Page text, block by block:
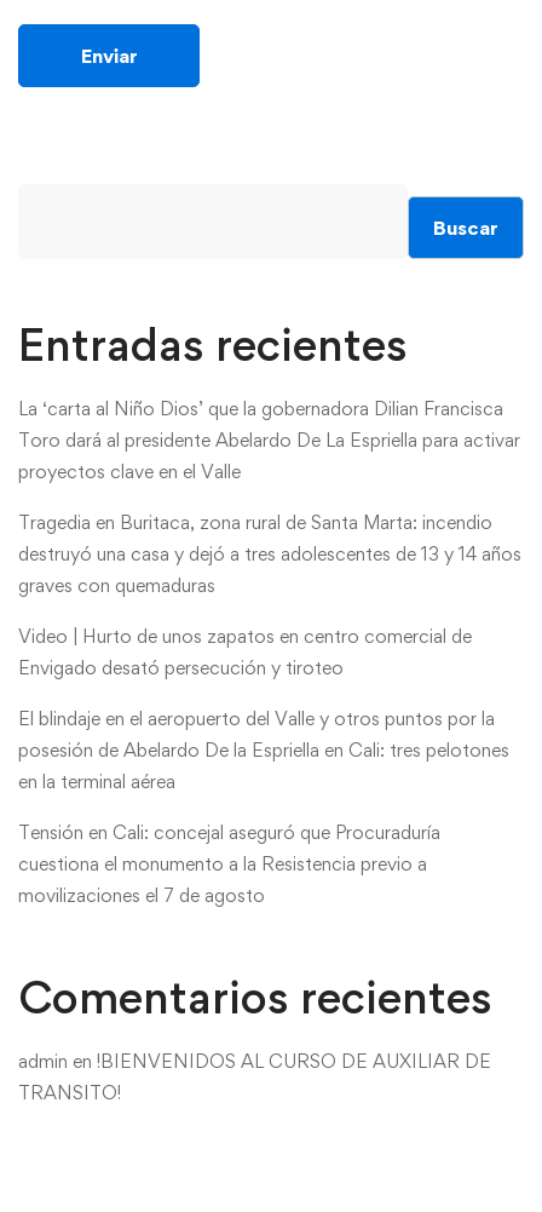
Buscar
Entradas recientes
La ‘carta al Niño Dios’ que la gobernadora Dilian Francisca
Toro dará al presidente Abelardo De La Espriella para activar
proyectos clave en el Valle
Tragedia en Buritaca, zona rural de Santa Marta: incendio
destruyó una casa y dejó a tres adolescentes de 13 y 14 años
graves con quemaduras
Video | Hurto de unos zapatos en centro comercial de
Envigado desató persecución y tiroteo
El blindaje en el aeropuerto del Valle y otros puntos por la
posesión de Abelardo De la Espriella en Cali: tres pelotones
en la terminal aérea
Tensión en Cali: concejal aseguró que Procuraduría
cuestiona el monumento a la Resistencia previo a
movilizaciones el 7 de agosto
Comentarios recientes
admin en !BIENVENIDOS AL CURSO DE AUXILIAR DE
TRANSITO!